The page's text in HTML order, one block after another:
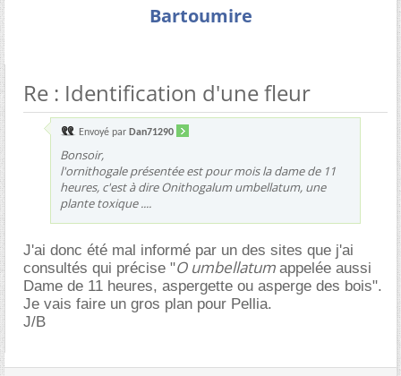
Bartoumire
Re : Identification d'une fleur
Envoyé par Dan71290
Bonsoir,
l'ornithogale présentée est pour mois la dame de 11
heures, c'est à dire Onithogalum umbellatum, une
plante toxique ....
J'ai donc été mal informé par un des sites que j'ai
consultés qui précise "O umbellatum appelée aussi
Dame de 11 heures, aspergette ou asperge des bois".
Je vais faire un gros plan pour Pellia.
J/B